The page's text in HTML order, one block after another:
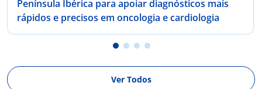
Península Ibérica para apoiar diagnósticos mais
rápidos e precisos em oncologia e cardiologia
Ver Todos